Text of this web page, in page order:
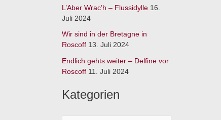
c
:
L’Aber Wrac’h – Flussidylle 16.
Juli 2024
Wir sind in der Bretagne in
Roscoff 13. Juli 2024
Endlich gehts weiter – Delfine vor
Roscoff 11. Juli 2024
Kategorien